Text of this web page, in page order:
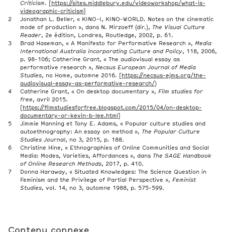
Criticism . [
https://sites.middlebury.edu/videoworkshop/what-is-
videographic-criticism
Jonathan L. Beller, « KINO-I, KINO-WORLD. Notes on the cinematic
mode of production », dans N. Mirzoeff (dir.),
The Visual Culture
Reader, 2e édition, Londres, Routledge, 2002, p. 61.
Brad Haseman, « A Manifesto for Performative Research », Media
International Australia incorporating Culture and Policy, 118, 2006,
p. 98-106; Catherine Grant, « The audiovisual essay as
performative research », Necsus European Journal of Media
Studies, no Home, automne 2016. [
https://necsus-ejms.org/the-
audiovisual-essay-as-performative-research/ )
Catherine Grant, « On desktop documentary », Film studies for
free , avril 2015.
https://filmstudiesforfree.blogspot.com/2015/04/on-desktop-
documentary-or-kevin-b-lee.html
Jimmie Manning et Tony E. Adams, « Popular culture studies and
autoethnography: An essay on method »,
The Popular Culture
Studies Journal, no 3, 2015, p. 188.
Christine Hine, « Ethnographies of Online Communities and Social
Media: Modes, Varieties, Affordances », dans The SAGE Handbook
of Online Research Methods, 2017, p. 410.
Donna Haraway, « Situated Knowledges: The Science Question in
Feminism and the Privilege of Partial Perspective », Feminist
Studies, vol. 14, no 3, automne 1988, p. 575-599.
Contenu connexe